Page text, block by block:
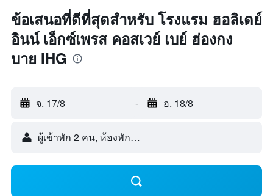
ข้อเสนอที่ดีที่สุดสำหรับ โรงแรม ฮอลิเดย์
อินน์ เอ็กซ์เพรส คอสเวย์ เบย์ ฮ่องกง
บาย IHG
จ. 17/8 - อ. 18/8
ผู้เข้าพัก 2 คน, ห้องพัก 1 ห้อง